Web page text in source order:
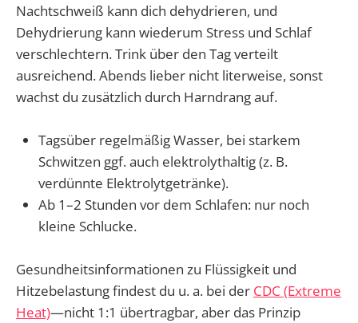
Nachtschweiß kann dich dehydrieren, und
Dehydrierung kann wiederum Stress und Schlaf
verschlechtern. Trink über den Tag verteilt
ausreichend. Abends lieber nicht literweise, sonst
wachst du zusätzlich durch Harndrang auf.
Tagsüber regelmäßig Wasser, bei starkem
Schwitzen ggf. auch elektrolythaltig (z. B.
verdünnte Elektrolytgetränke).
Ab 1–2 Stunden vor dem Schlafen: nur noch
kleine Schlucke.
Gesundheitsinformationen zu Flüssigkeit und
Hitzebelastung findest du u. a. bei der CDC (Extreme
Heat)—nicht 1:1 übertragbar, aber das Prinzip